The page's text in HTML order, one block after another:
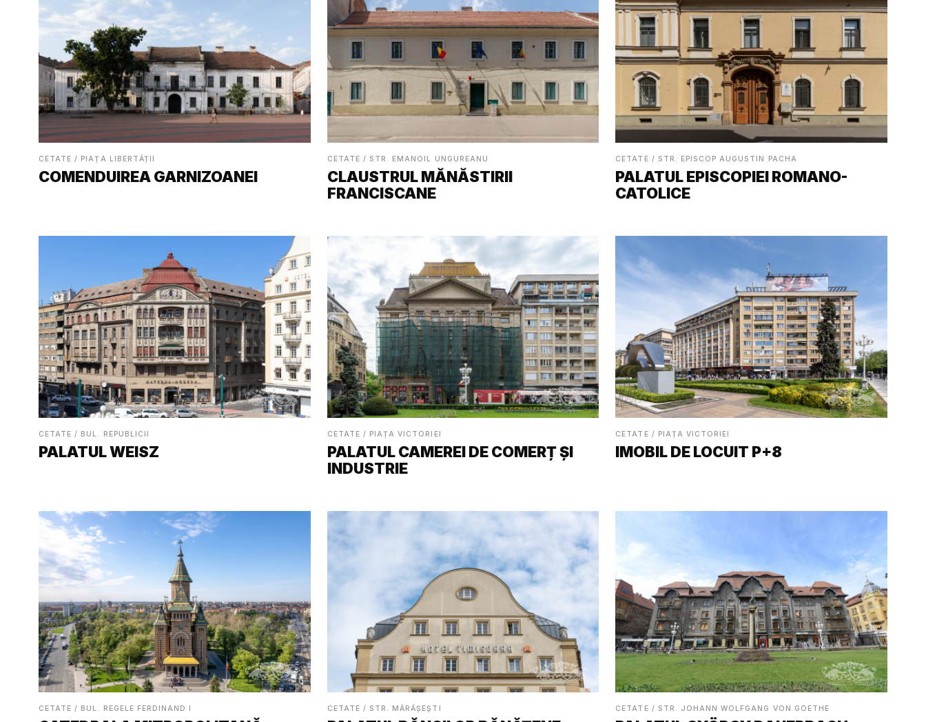
CETATE / PIAȚA LIBERTĂȚII
COMENDUIREA GARNIZOANEI
CETATE / STR. EMANOIL UNGUREANU
CLAUSTRUL MĂNĂSTIRII
FRANCISCANE
CETATE / STR. EPISCOP AUGUSTIN PACHA
PALATUL EPISCOPIEI ROMANO-
CATOLICE
CETATE / BUL. REPUBLICII
PALATUL WEISZ
CETATE / PIAȚA VICTORIEI
PALATUL CAMEREI DE COMERȚ ȘI
INDUSTRIE
CETATE / PIAȚA VICTORIEI
IMOBIL DE LOCUIT P+8
CETATE / BUL. REGELE FERDINAND I CETATE / STR. MĂRĂȘEȘTI CETATE / STR. JOHANN WOLFGANG VON GOETHE